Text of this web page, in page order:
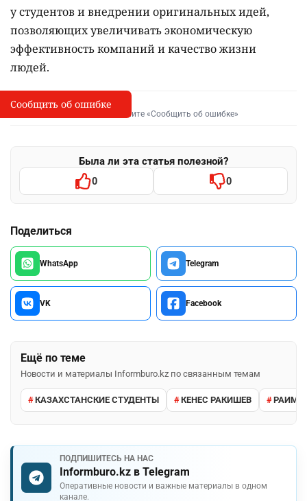
у студентов и внедрении оригинальных идей,
позволяющих увеличивать экономическую
эффективность компаний и качество жизни
людей.
I
Сообщить об опечатке
Выделите фрагмент и нажмите «Сообщить об ошибке»
Была ли эта статья полезной?
0 0
Поделиться
WhatsApp Telegram
VK Facebook
Ещё по теме
Новости и материалы Informburo.kz по связанным темам
КАЗАХСТАНСКИЕ СТУДЕНТЫ КЕНЕС РАКИШЕВ
ПОДПИШИТЕСЬ НА НАС
Informburo.kz в Telegram
Оперативные новости и важные материалы в одном
канале.
Сообщить об ошибке